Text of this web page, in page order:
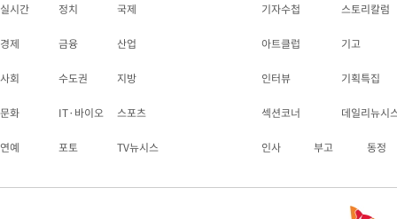
실시간 정치 국제
경제 금융 산업
사회 수도권 지방
문화 IT·바이오 스포츠
연예 포토 TV뉴시스
기자수첩 스토리칼럼
아트클럽 기고
인터뷰 기획특집
섹션코너 데일리뉴시
인사 부고 동정